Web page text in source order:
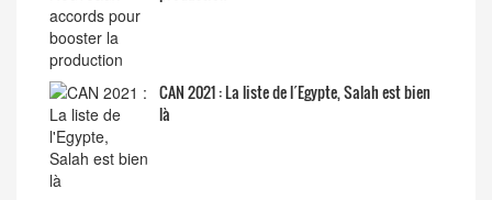
CAN 2021 : La liste de l´Egypte, Salah est bien
là